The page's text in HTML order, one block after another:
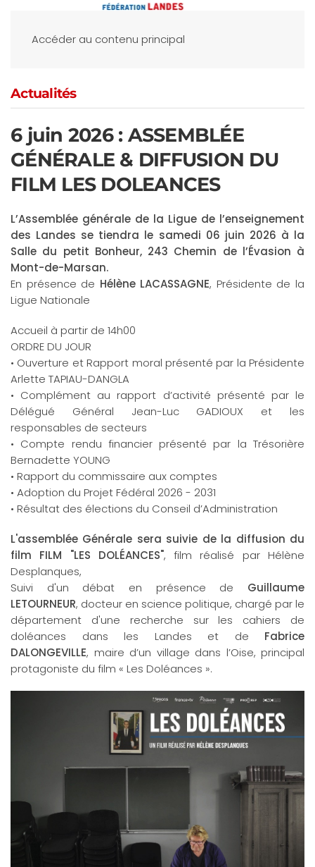
Accéder au contenu principal
Actualités
6 juin 2026 : ASSEMBLÉE
GÉNÉRALE & DIFFUSION DU
FILM LES DOLEANCES
L’Assemblée générale de la Ligue de l’enseignement
des Landes se tiendra le samedi 06 juin 2026 à la
Salle du petit Bonheur, 243 Chemin de l’Évasion à
Mont-de-Marsan.
En présence de Hélène LACASSAGNE, Présidente de la
Ligue Nationale
Accueil à partir de 14h00
ORDRE DU JOUR
• Ouverture et Rapport moral présenté par la Présidente
Arlette TAPIAU-DANGLA
• Complément au rapport d’activité présenté par le
Délégué Général Jean-Luc GADIOUX et les
responsables de secteurs
• Compte rendu financier présenté par la Trésorière
Bernadette YOUNG
• Rapport du commissaire aux comptes
• Adoption du Projet Fédéral 2026 - 2031
• Résultat des élections du Conseil d’Administration
L'assemblée Générale sera suivie de la diffusion du
film FILM "LES DOLÉANCES", film réalisé par Hélène
Desplanques,
Suivi d'un débat en présence de Guillaume
LETOURNEUR, docteur en science politique, chargé par le
département d'une recherche sur les cahiers de
doléances dans les Landes et de Fabrice
DALONGEVILLE, maire d’un village dans l’Oise, principal
protagoniste du film « Les Doléances ».